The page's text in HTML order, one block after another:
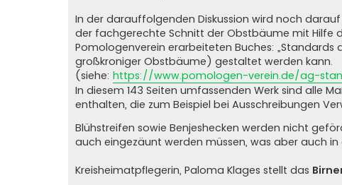
In der darauffolgenden Diskussion wird noch
der fachgerechte Schnitt der Obstbäume mit Hilfe
Pomologenverein erarbeiteten Buches:
großkroniger Obstbäume) gestaltet werden kann.
(siehe: https://www.pomologen-verein.de/ag-
In diesem 143 Seiten umfassenden Werk sind alle
enthalten, die zum Beispiel bei Ausschreibungen
Blühstreifen sowie Benjeshecken werden nicht
auch eingezäunt werden müssen, was aber auch
Kreisheimatpflegerin, Paloma Klages stellt das